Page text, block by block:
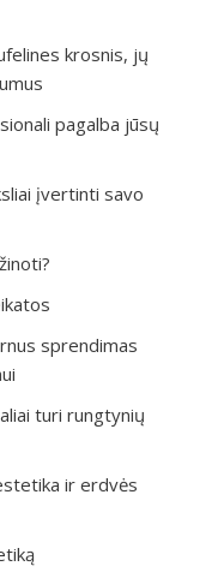
krosnis, jų
pagalba jūsų
įvertinti savo
sprendimas
turi rungtynių
ir erdvės